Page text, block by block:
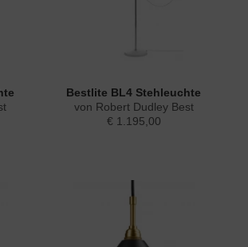
Bestlite BL4 Stehleuchte
von Robert Dudley Best
€ 1.195,00